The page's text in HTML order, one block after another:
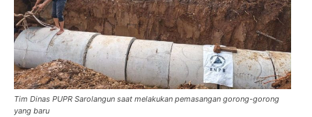
Tim Dinas PUPR Sarolangun saat melakukan pemasangan gorong-gorong
yang baru